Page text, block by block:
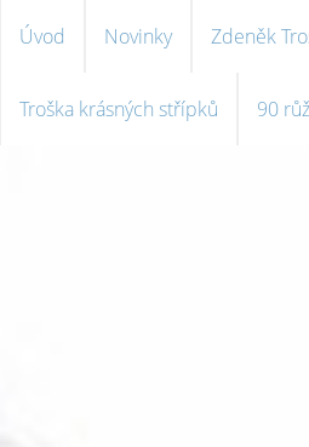
Úvod Novinky Zdeněk
Troška krásných střípků 90